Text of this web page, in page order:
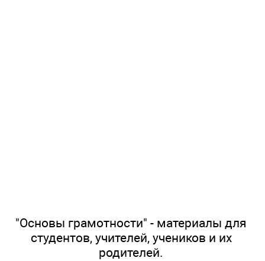
"Основы грамотности" - материалы для
студентов, учителей, учеников и их
родителей.